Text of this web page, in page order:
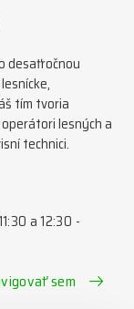
desaťročnou
tím tvoria
lesných a
technici.
a 12:30 -
sem